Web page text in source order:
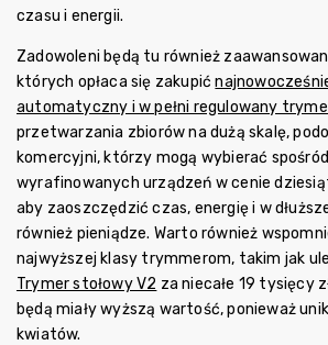
czasu i energii.
Zadowoleni będą tu również
których opłaca się zakupić
automatyczny i w pełni regulowany
przetwarzania zbiorów na dużą skalę,
komercyjni, którzy mogą wybierać
wyrafinowanych urządzeń w cenie
aby zaoszczędzić czas, energię i w
również pieniądze. Warto również
najwyższej klasy trymmerom, takim jak
Trymer stołowy V2 za niecałe 19 tysięcy
będą miały wyższą wartość, ponieważ
kwiatów.